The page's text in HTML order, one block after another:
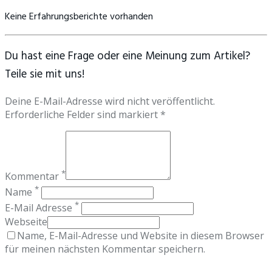
Keine Erfahrungsberichte vorhanden
Du hast eine Frage oder eine Meinung zum Artikel?
Teile sie mit uns!
Deine E-Mail-Adresse wird nicht veröffentlicht.
Erforderliche Felder sind markiert *
Kommentar *
Name *
E-Mail Adresse *
Webseite
Name, E-Mail-Adresse und Website in diesem Browser
für meinen nächsten Kommentar speichern.